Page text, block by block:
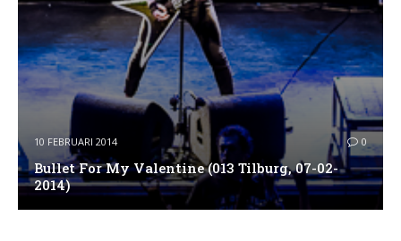
10 FEBRUARI 2014 0
Bullet For My Valentine (013 Tilburg, 07-02-
2014)